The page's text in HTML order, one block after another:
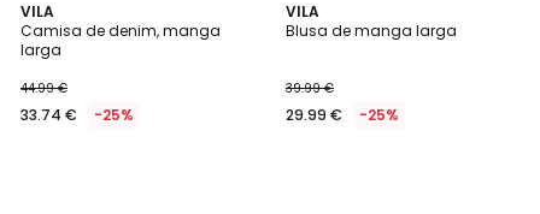
VILA
Camisa de denim, manga
larga
44.99 €
33.74 € -25%
VILA
Blusa de manga larga
39.99 €
29.99 € -25%